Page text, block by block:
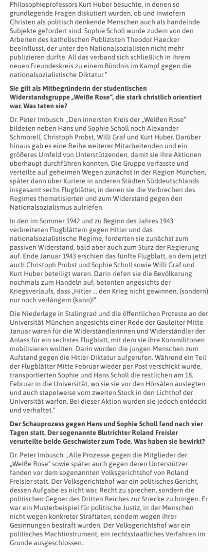
Philosophieprofessors Kurt Huber besuchte, in denen so
grundlegende Fragen diskutiert wurden, ob und inwiefern
Christen als politisch denkende Menschen auch als handelnde
Subjekte gefordert sind. Sophie Scholl wurde zudem von den
Arbeiten des katholischen Publizisten Theodor Haecker
beeinflusst, der unter den Nationalsozialisten nicht mehr
publizieren durfte. All das verband sich schließlich in ihrem
neuen Freundeskreis zu einem Bündnis im Kampf gegen die
nationalsozialistische Diktatur.“
Sie gilt als Mitbegründerin der studentischen
Widerstandsgruppe „Weiße Rose“, die stark christlich orientiert
war. Was taten sie?
Dr. Peter Imbusch: „Den innersten Kreis der „Weißen Rose“
bildeten neben Hans und Sophie Scholl noch Alexander
Schmorell, Christoph Probst, Willi Graf und Kurt Huber. Darüber
hinaus gab es eine Reihe weiterer Mitarbeitenden und ein
größeres Umfeld von Unterstützenden, damit sie ihre Aktionen
überhaupt durchführen konnten. Die Gruppe verfasste und
verteilte auf geheimen Wegen zunächst in der Region München,
später dann über Kuriere in anderen Städten Süddeutschlands
insgesamt sechs Flugblätter, in denen sie die Verbrechen des
Regimes thematisierten und zum Widerstand gegen den
Nationalsozialismus aufriefen.
In den im Sommer 1942 und zu Beginn des Jahres 1943
verbreiteten Flugblättern gegen Hitler und das
nationalsozialistische Regime, forderten sie zunächst zum
passiven Widerstand, bald aber auch zum Sturz der Regierung
auf. Ende Januar 1943 erschien das fünfte Flugblatt, an dem jetzt
auch Christoph Probst und Sophie Scholl sowie Willi Graf und
Kurt Huber beteiligt waren. Darin riefen sie die Bevölkerung
nochmals zum Handeln auf, betonten angesichts der
Kriegsverlaufs, dass „Hitler … den Krieg nicht gewinnen, (sondern)
nur noch verlängern (kann)!“
Die Niederlage in Stalingrad und die öffentlichen Proteste an der
Universität München angesichts einer Rede der Gauleiter Mitte
Januar waren für die Widerständlerinnen und Widerständler der
Anlass für ein sechstes Flugblatt, mit dem sie ihre Kommilitonen
mobilisieren wollten. Darin wurden die jungen Menschen zum
Aufstand gegen die Hitler-Diktatur aufgerufen. Während ein Teil
der Flugblätter Mitte Februar wieder per Post verschickt wurde,
transportierten Sophie und Hans Scholl die restlichen am 18.
Februar in die Universität, wo sie sie vor den Hörsälen auslegten
und auch stapelweise vom zweiten Stock in den Lichthof der
Universität warfen. Bei dieser Aktion wurden sie jedoch entdeckt
und verhaftet.“
Der Schauprozess gegen Hans und Sophie Scholl fand nach vier
Tagen statt. Der sogenannte Blutrichter Roland Freisler
verurteilte beide Geschwister zum Tode. Was haben sie bewirkt?
Dr. Peter Imbusch: „Alle Prozesse gegen die Mitglieder der
„Weiße Rose“ sowie später auch gegen deren Unterstützer
fanden vor dem sogenannten Volksgerichtshof von Roland
Freisler statt. Der Volksgerichtshof war ein politisches Gericht,
dessen Aufgabe es nicht war, Recht zu sprechen, sondern die
politischen Gegner des Dritten Reiches zur Strecke zu bringen. Er
war ein Musterbeispiel für politische Justiz, in der Menschen
nicht wegen konkreter Straftaten, sondern wegen ihrer
Gesinnungen bestraft wurden. Der Volksgerichtshof war ein
politisches Machtinstrument, ein rechtsstaatliches Verfahren im
Grunde ausgeschlossen.